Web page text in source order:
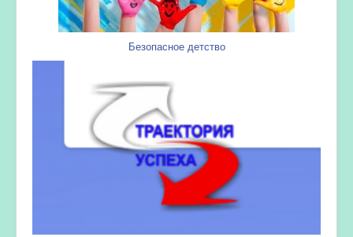
Безопасное детство